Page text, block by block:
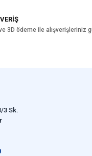
3D ödeme ile alışverişleriniz
3 Sk.